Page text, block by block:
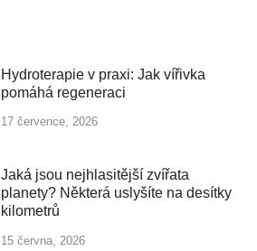
Hydroterapie v praxi: Jak vířivka
pomáhá regeneraci
17 července, 2026
Jaká jsou nejhlasitější zvířata
planety? Některá uslyšíte na desítky
kilometrů
15 června, 2026